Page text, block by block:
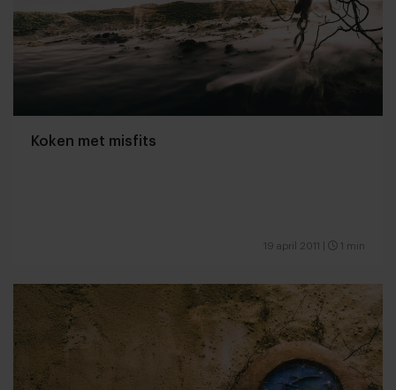
Koken met misfits
19 april 2011 1 min